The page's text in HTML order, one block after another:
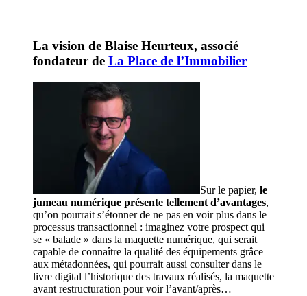
La vision de Blaise Heurteux, associé
fondateur de La Place de l’Immobilier
Sur le papier, le
jumeau numérique présente tellement d’avantages,
qu’on pourrait s’étonner de ne pas en voir plus dans le
processus transactionnel : imaginez votre prospect qui
se « balade » dans la maquette numérique, qui serait
capable de connaître la qualité des équipements grâce
aux métadonnées, qui pourrait aussi consulter dans le
livre digital l’historique des travaux réalisés, la maquette
avant restructuration pour voir l’avant/après…